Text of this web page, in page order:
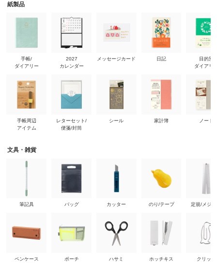
紙製品
手帳/
ダイアリー
手帳周辺
アイテム
2027
カレンダー
レターセット/
便箋/封筒
メッセージカード
シール
日記
家計簿
目的別
ダイアリ
ノート
文具・雑貨
筆記具
ペンケース
バッグ
ポーチ
カッター
ハサミ
のり/テープ
ホッチキス
定規/メジ
クリップ